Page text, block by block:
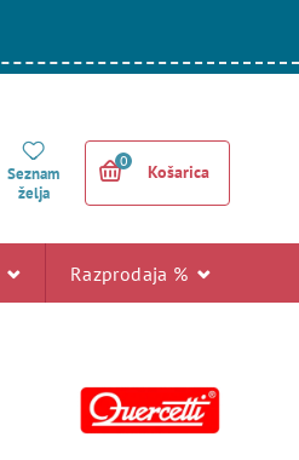
Seznam
želja
0
Košarica
Razprodaja %